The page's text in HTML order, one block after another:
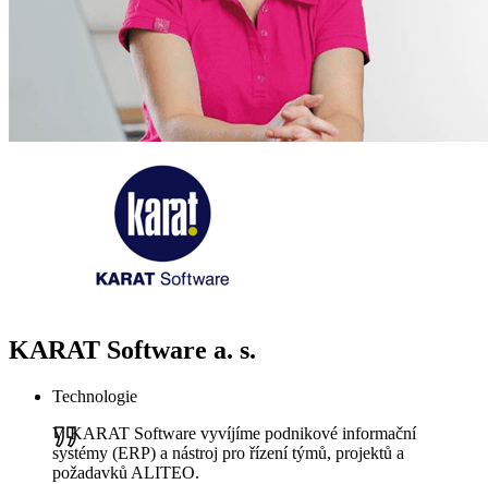
KARAT Software a. s.
Technologie
V KARAT Software vyvíjíme podnikové informační
systémy (ERP) a nástroj pro řízení týmů, projektů a
požadavků ALITEO.